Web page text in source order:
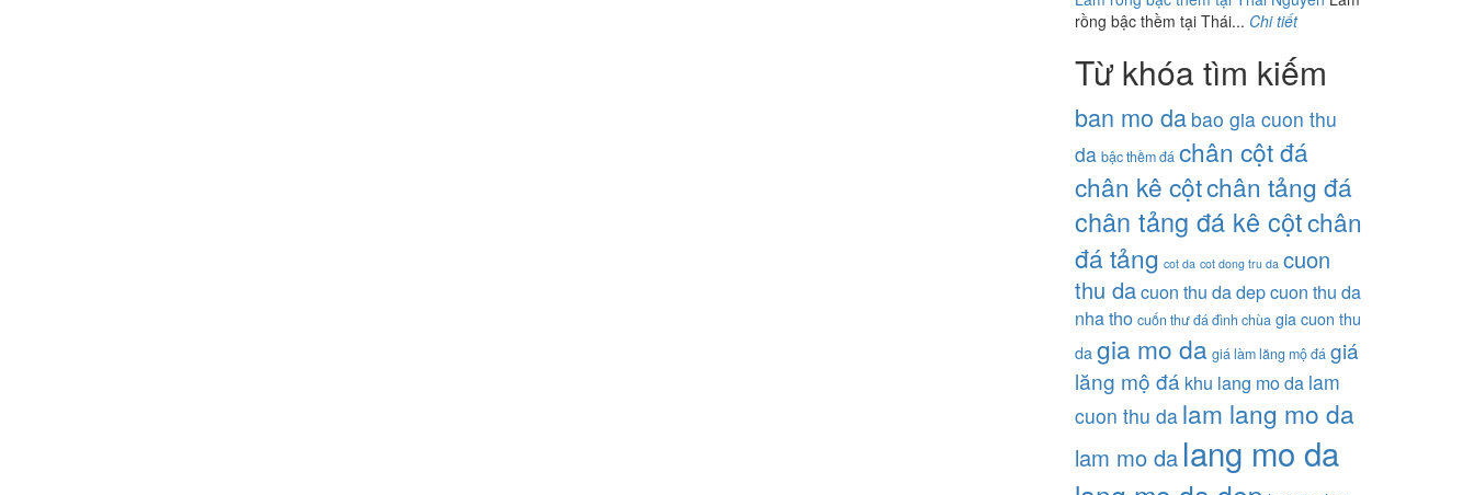
rồng bậc thềm tại Thái... Chi tiết
Từ khóa tìm kiếm
ban mo da bao gia cuon thu
da bậc thềm đá chân cột đá
chân kê cộtchân tảng đá
chân tảng đá kê cộtchân
đá tảng cot da cot dong tru da cuon
thu dacuon thu da depcuon thu da
nha tho cuốn thư đá đình chùa gia cuon thu
da gia mo da giá làm lăng mộ đá giá
lăng mộ đá khu lang mo da lam
cuon thu da lam lang mo da
lam mo da lang mo da